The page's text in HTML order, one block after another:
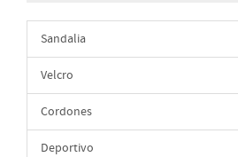
Sandalia
Velcro
Cordones
Deportivo